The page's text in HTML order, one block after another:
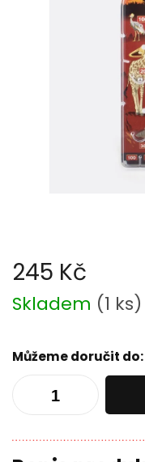
245 Kč
Měrná
cena:
Skladem (1 ks)
Můžeme doručit do: